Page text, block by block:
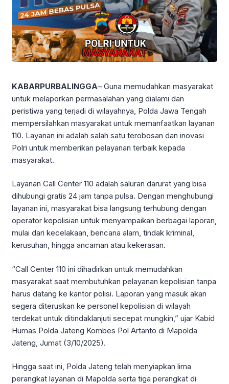
KABARPURBALINGGA– Guna memudahkan masyarakat
untuk melaporkan permasalahan yang dialami dan
peristiwa yang terjadi di wilayahnya, Polda Jawa Tengah
mempersilahkan masyarakat untuk memanfaatkan layanan
110. Layanan ini adalah salah satu terobosan dan inovasi
Polri untuk memberikan pelayanan terbaik kepada
masyarakat.
Layanan Call Center 110 adalah saluran darurat yang bisa
dihubungi gratis 24 jam tanpa pulsa. Dengan menghubungi
layanan ini, masyarakat bisa langsung terhubung dengan
operator kepolisian untuk menyampaikan berbagai laporan,
mulai dari kecelakaan, bencana alam, tindak kriminal,
kerusuhan, hingga ancaman atau kekerasan.
“Call Center 110 ini dihadirkan untuk memudahkan
masyarakat saat membutuhkan pelayanan kepolisian tanpa
harus datang ke kantor polisi. Laporan yang masuk akan
segera diteruskan ke personel kepolisian di wilayah
terdekat untuk ditindaklanjuti secepat mungkin,” ujar Kabid
Humas Polda Jateng Kombes Pol Artanto di Mapolda
Jateng, Jumat (3/10/2025).
Hingga saat ini, Polda Jateng telah menyiapkan lima
perangkat layanan di Mapolda serta tiga perangkat di